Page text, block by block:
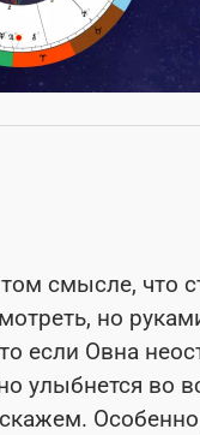
смысле, что
но
если Овна
улыбнется во